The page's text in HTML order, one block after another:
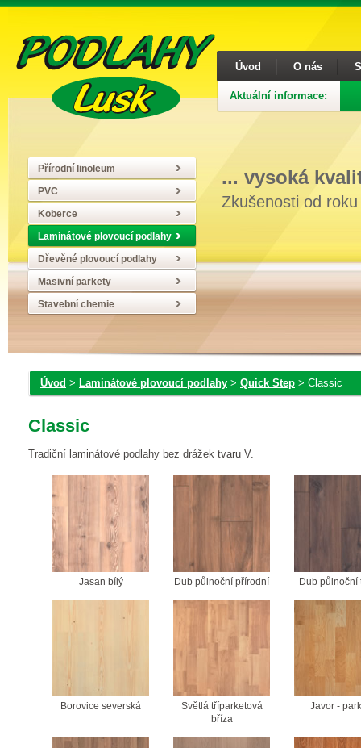
Úvod O nás
Aktuální informace:
... vysoká
Zkušenosti od
Přírodní linoleum
PVC
Koberce
Laminátové plovoucí podlahy
Dřevěné plovoucí podlahy
Masivní parkety
Stavební chemie
Úvod > Laminátové plovoucí podlahy > Quick Step > Classic
Classic
Tradiční laminátové podlahy bez drážek tvaru V.
Jasan bílý Dub půlnoční přírodní Dub půlnoční
Borovice severská
Světlá tříparketová
bříza
Javor -